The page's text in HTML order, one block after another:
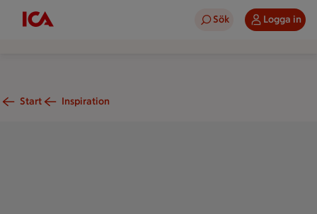
Sök Logga in
Start Inspiration